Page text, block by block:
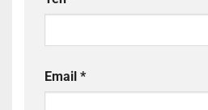
Email *